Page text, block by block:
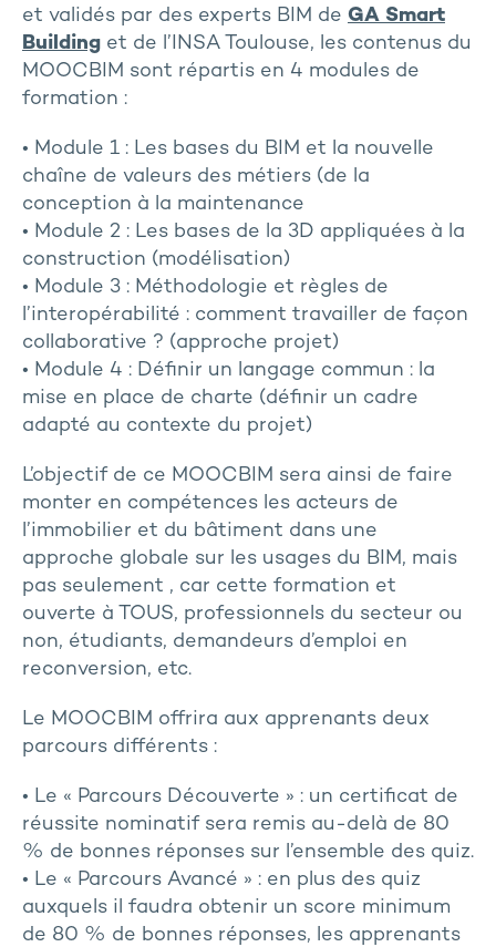
et validés par des experts BIM de GA Smart
Building et de l’INSA Toulouse, les contenus du
MOOCBIM sont répartis en 4 modules de
formation :
• Module 1 : Les bases du BIM et la nouvelle
chaîne de valeurs des métiers (de la
conception à la maintenance
• Module 2 : Les bases de la 3D appliquées à la
construction (modélisation)
• Module 3 : Méthodologie et règles de
l’interopérabilité : comment travailler de façon
collaborative ? (approche projet)
• Module 4 : Définir un langage commun : la
mise en place de charte (définir un cadre
adapté au contexte du projet)
L’objectif de ce MOOCBIM sera ainsi de faire
monter en compétences les acteurs de
l’immobilier et du bâtiment dans une
approche globale sur les usages du BIM, mais
pas seulement , car cette formation et
ouverte à TOUS, professionnels du secteur ou
non, étudiants, demandeurs d’emploi en
reconversion, etc.
Le MOOCBIM offrira aux apprenants deux
parcours différents :
• Le « Parcours Découverte » : un certificat de
réussite nominatif sera remis au-delà de 80
% de bonnes réponses sur l’ensemble des quiz.
• Le « Parcours Avancé » : en plus des quiz
auxquels il faudra obtenir un score minimum
de 80 % de bonnes réponses, les apprenants